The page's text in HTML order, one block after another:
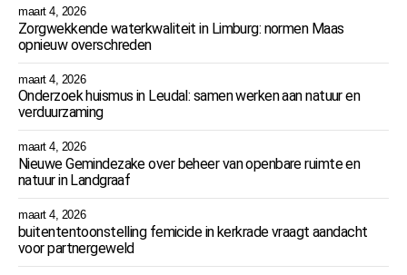
maart 4, 2026
Zorgwekkende waterkwaliteit in Limburg: normen Maas
opnieuw overschreden
maart 4, 2026
Onderzoek huismus in Leudal: samen werken aan natuur en
verduurzaming
maart 4, 2026
Nieuwe Gemindezake over beheer van openbare ruimte en
natuur in Landgraaf
maart 4, 2026
buitententoonstelling femicide in kerkrade vraagt aandacht
voor partnergeweld